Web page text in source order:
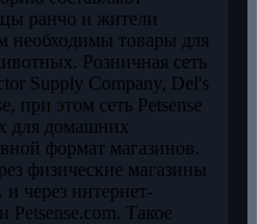
ранчо и жители
необходимы товары для
Розничная сеть
Supply Company, Del's
при этом сеть Petsense
для домашних
формат магазинов.
физические магазины
через интернет-
Petsense.com. Такое